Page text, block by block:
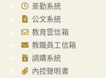
差勤系統
公文系統
教育雲信箱
教職員工信箱
請購系統
內控聲明書